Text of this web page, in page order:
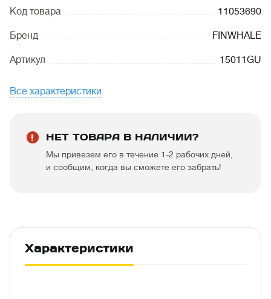
Код товара 11053690
Бренд FINWHALE
Артикул 15011GU
Все характеристики
НЕТ ТОВАРА В НАЛИЧИИ?
Мы привезем его в течение 1-2 рабочих дней,
и сообщим, когда вы сможете его забрать!
Характеристики